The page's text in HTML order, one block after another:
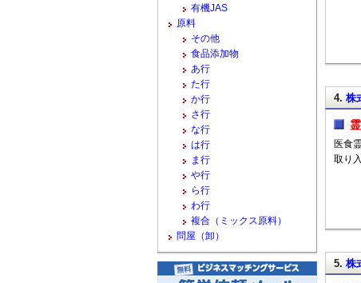
4. 株
医食
取り
5. 株
有機JAS
原料
その他
食品添加物
あ行
た行
か行
さ行
な行
は行
ま行
や行
ら行
わ行
複合（ミックス原料）
問屋（卸）